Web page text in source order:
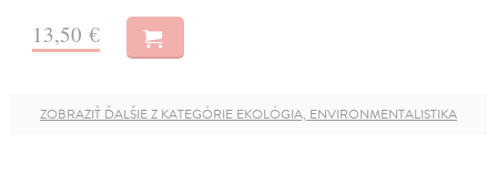
13,50 €
ZOBRAZIŤ ĎALŠIE Z KATEGÓRIE EKOLÓGIA, ENVIRONMENTALISTIKA